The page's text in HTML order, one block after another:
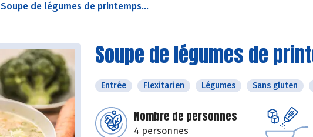
Soupe de légumes de printemps...
Soupe de légumes de
Entrée Flexitarien Légumes Sans gluten
Nombre de personnes
4 personnes